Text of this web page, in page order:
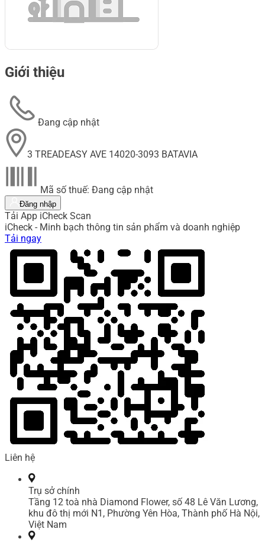
Giới thiệu
Đang cập nhật
3 TREADEASY AVE 14020-3093 BATAVIA
Mã số thuế: Đang cập nhật
Đăng nhập
Tải App iCheck Scan
iCheck - Minh bạch thông tin sản phẩm và doanh nghiệp
Tải ngay
Liên hệ
Trụ sở chính
Tầng 12 toà nhà Diamond Flower, số 48 Lê Văn Lương,
khu đô thị mới N1, Phường Yên Hòa, Thành phố Hà Nội,
Việt Nam